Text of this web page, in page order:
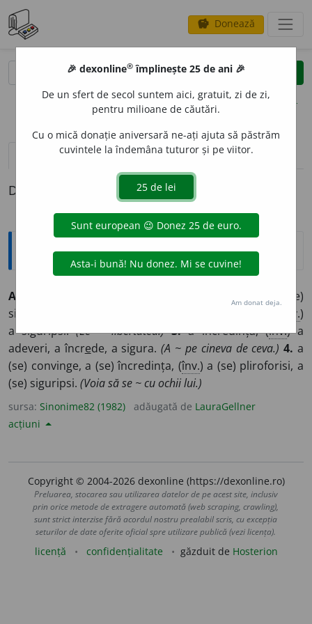
savings Donează
clear
opțiuni
definiții (1) pronunțievolume_up (50)
Definiția cu ID-ul 969209:
Sinonime
ASIGUR
) a (se) asiguripsi, a (se)
siguripsi.
înv.)
a siguripsi.(Le ~ libertatea.) 3.a încredința, (înv.) a
adeveri, a încrede, a sigura.(A ~ pe cineva de ceva.) 4. a
(se) convinge, a (se) încredința, (înv.) a (se) pliroforisi, a
(se) siguripsi. (Voia să se ~ cu ochii lui.)
sursa: Sinonime82 (1982) adăugată de LauraGellner
acțiuni
Copyright © 2004-2026 dexonline (https://dexonline.ro)
Preluarea, stocarea sau utilizarea datelor de pe acest site, inclusiv
prin orice metode de extragere automată (web scraping, crawling),
sunt strict interzise fără acordul nostru prealabil scris, cu excepția
seturilor de date oferite oficial spre utilizare publică (vezi licența).
licență confidențialitate găzduit de Hosterion
🎉 dexonline® împlinește 25 de ani 🎉
De un sfert de secol suntem aici, gratuit, zi de zi,
pentru milioane de căutări.
Cu o mică donație aniversară ne-ați ajuta să păstrăm
cuvintele la îndemâna tuturor și pe viitor.
Am donat deja.